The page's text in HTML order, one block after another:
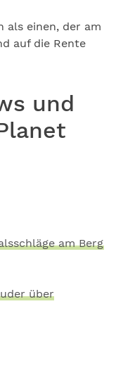
als einen, der am
auf die Rente
und
am Berg
über